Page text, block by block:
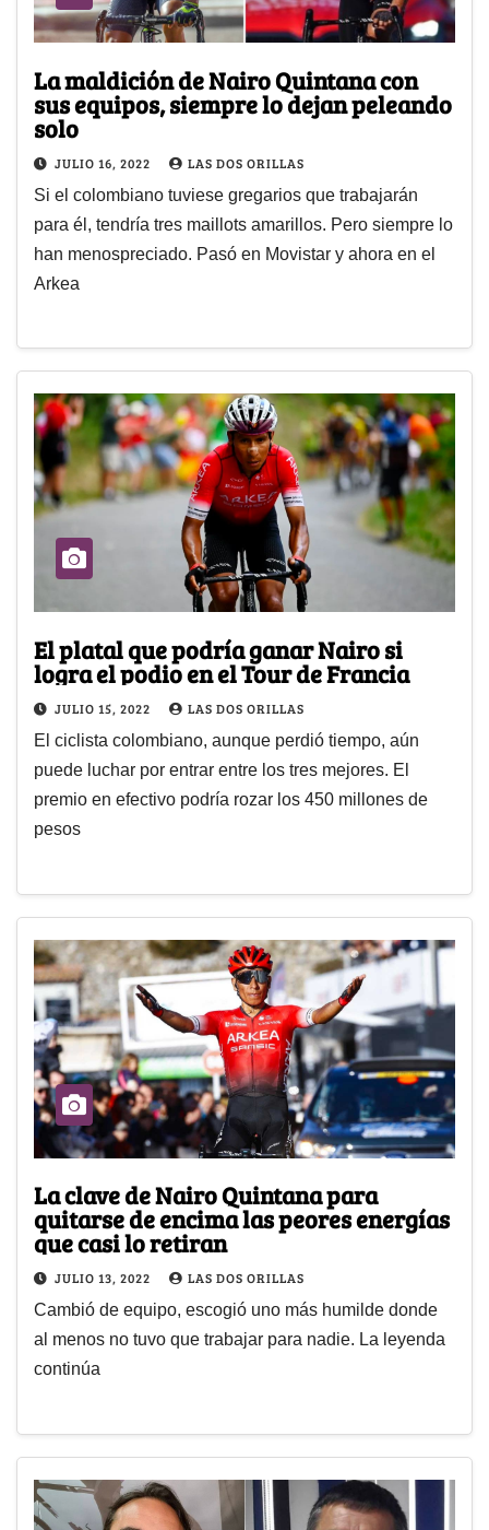
La maldición de Nairo Quintana con
sus equipos, siempre lo dejan peleando
solo
JULIO 16, 2022 LAS DOS ORILLAS
Si el colombiano tuviese gregarios que trabajarán
para él, tendría tres maillots amarillos. Pero siempre lo
han menospreciado. Pasó en Movistar y ahora en el
Arkea
El platal que podría ganar Nairo si
logra el podio en el Tour de Francia
JULIO 15, 2022 LAS DOS ORILLAS
El ciclista colombiano, aunque perdió tiempo, aún
puede luchar por entrar entre los tres mejores. El
premio en efectivo podría rozar los 450 millones de
pesos
La clave de Nairo Quintana para
quitarse de encima las peores energías
que casi lo retiran
JULIO 13, 2022 LAS DOS ORILLAS
Cambió de equipo, escogió uno más humilde donde
al menos no tuvo que trabajar para nadie. La leyenda
continúa